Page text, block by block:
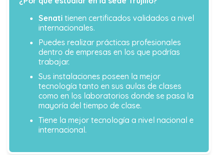
Senati tienen certificados validados a nivel
internacionales.
Puedes realizar prácticas profesionales
dentro de empresas en los que podrías
trabajar.
Sus instalaciones poseen la mejor
tecnología tanto en sus aulas de clases
como en los laboratorios donde se pasa la
mayoría del tiempo de clase.
Tiene la mejor tecnología a nivel nacional e
internacional.